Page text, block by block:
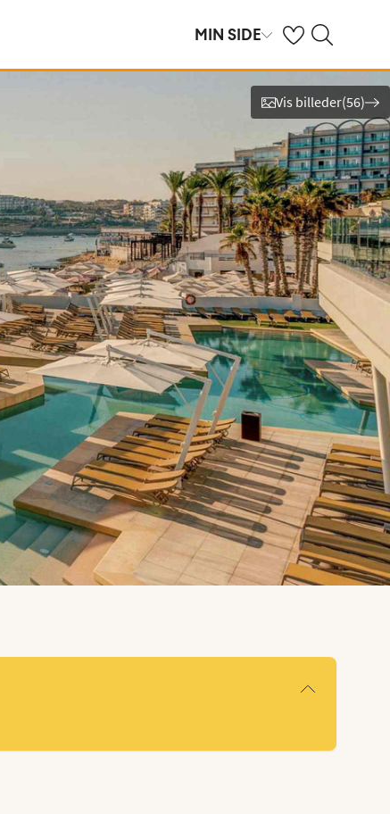
MIN SIDE Se dine gemte
Søg på spies.dk
Vis billeder(56)